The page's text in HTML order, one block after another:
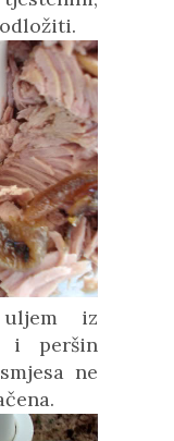
iz
i peršin
ne